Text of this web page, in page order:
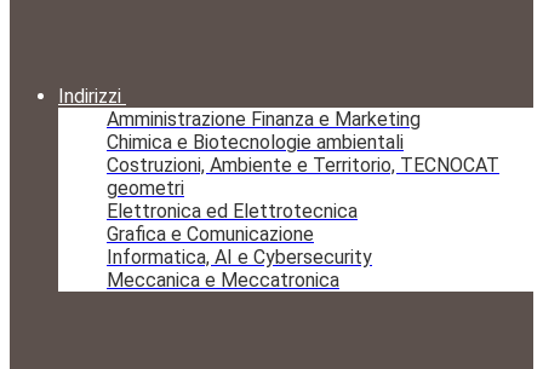
Indirizzi
Amministrazione Finanza e Marketing
Chimica e Biotecnologie ambientali
Costruzioni, Ambiente e Territorio, TECNOCAT
geometri
Elettronica ed Elettrotecnica
Grafica e Comunicazione
Informatica, AI e Cybersecurity
Meccanica e Meccatronica